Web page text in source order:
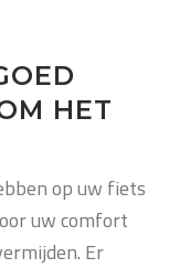
HET
op uw fiets
uw comfort
Er